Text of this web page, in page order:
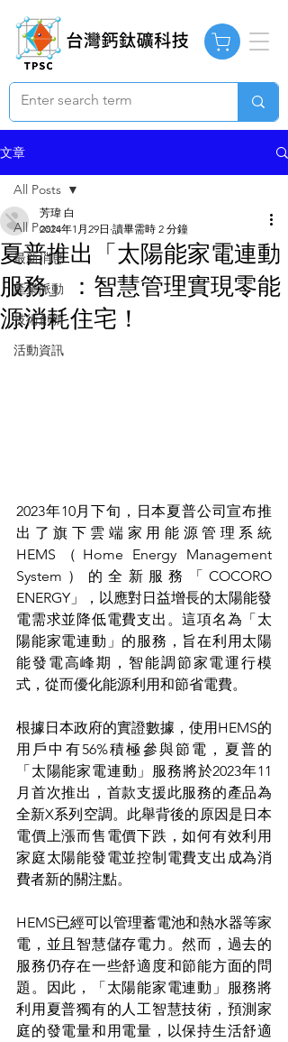
文章
All Posts
最新消息
產業脈動
技術創新
活動資訊
All Posts
夏普推出「太陽能家電連動
服務」：智慧管理實現零能
源消耗住宅！
芳瑋 白
2024年1月29日 讀畢需時 2 分鐘
2023年10月下旬，日本夏普公司宣布推
出了旗下雲端家用能源管理系統
HEMS（Home Energy Management
System）的全新服務「COCORO
ENERGY」，以應對日益增長的太陽能發
電需求並降低電費支出。這項名為「太
陽能家電連動」的服務，旨在利用太陽
能發電高峰期，智能調節家電運行模
式，從而優化能源利用和節省電費。
根據日本政府的實證數據，使用HEMS的
用戶中有56%積極參與節電，夏普的
「太陽能家電連動」服務將於2023年11
月首次推出，首款支援此服務的產品為
全新X系列空調。此舉背後的原因是日本
電價上漲而售電價下跌，如何有效利用
家庭太陽能發電並控制電費支出成為消
費者新的關注點。
HEMS已經可以管理蓄電池和熱水器等家
電，並且智慧儲存電力。然而，過去的
服務仍存在一些舒適度和節能方面的問
題。因此，「太陽能家電連動」服務將
利用夏普獨有的人工智慧技術，預測家
庭的發電量和用電量，以保持生活舒適